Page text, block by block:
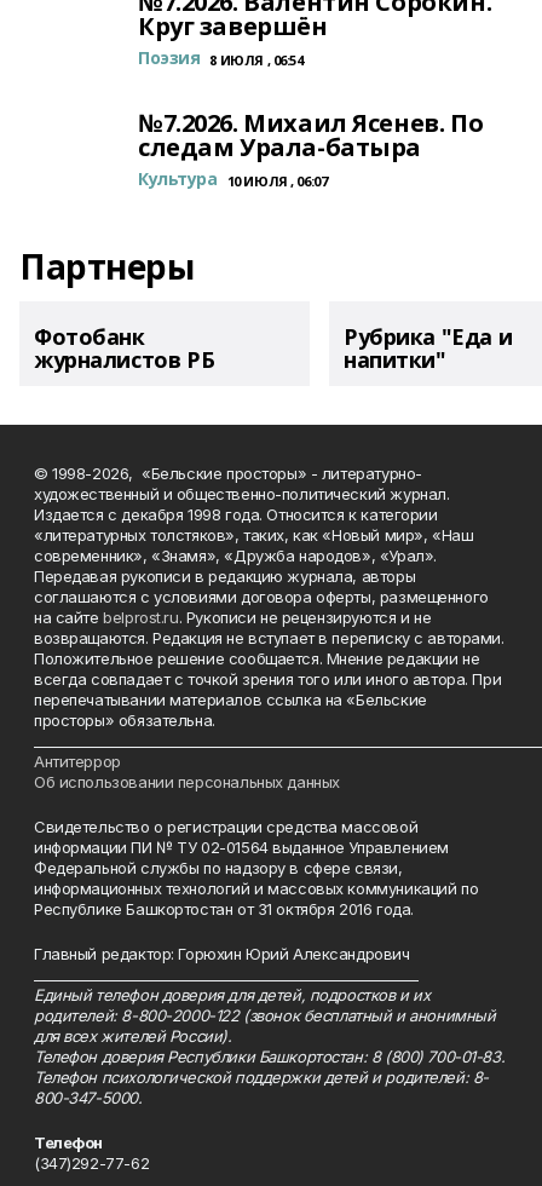
Круг завершён
Поэзия 8 ИЮЛЯ , 06:54
№7.2026. Михаил Ясенев. По
следам Урала-батыра
Культура 10 ИЮЛЯ , 06:07
Партнеры
Фотобанк
журналистов РБ
Рубрика "Еда и
напитки"
© 1998-2026, «Бельские просторы» - литературно-
художественный и общественно-политический журнал.
Издается с декабря 1998 года. Относится к категории
«литературных толстяков», таких, как «Новый мир», «Наш
современник», «Знамя», «Дружба народов», «Урал».
Передавая рукописи в редакцию журнала, авторы
соглашаются с условиями договора оферты, размещенного
на сайтеbelprost.ru. Рукописи не рецензируются и не
возвращаются. Редакция не вступает в переписку с авторами.
Положительное решение сообщается. Мнение редакции не
всегда совпадает с точкой зрения того или иного автора. При
перепечатывании материалов ссылка на «Бельские
просторы» обязательна.
Антитеррор
Об использовании персональных данных
Свидетельство о регистрации средства массовой
информации ПИ № ТУ 02-01564 выданное Управлением
Федеральной службы по надзору в сфере связи,
информационных технологий и массовых коммуникаций по
Республике Башкортостан от 31 октября 2016 года.
Главный редактор: Горюхин Юрий Александрович
Единый телефон доверия для детей, подростков и их
родителей: 8-800-2000-122 (звонок бесплатный и анонимный
для всех жителей России).
Телефон доверия Республики Башкортостан: 8 (800) 700-01-83.
Телефон психологической поддержки детей и родителей: 8-
800-347-5000.
Телефон
(347)292-77-62